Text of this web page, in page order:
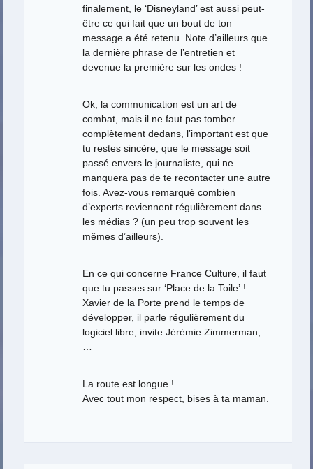
finalement, le ‘Disneyland’ est aussi peut-
être ce qui fait que un bout de ton
message a été retenu. Note d’ailleurs que
la dernière phrase de l’entretien et
devenue la première sur les ondes !
Ok, la communication est un art de
combat, mais il ne faut pas tomber
complètement dedans, l’important est que
tu restes sincère, que le message soit
passé envers le journaliste, qui ne
manquera pas de te recontacter une autre
fois. Avez-vous remarqué combien
d’experts reviennent régulièrement dans
les médias ? (un peu trop souvent les
mêmes d’ailleurs).
En ce qui concerne France Culture, il faut
que tu passes sur ‘Place de la Toile’ !
Xavier de la Porte prend le temps de
développer, il parle régulièrement du
logiciel libre, invite Jérémie Zimmerman,
La route est longue !
Avec tout mon respect, bises à ta maman.